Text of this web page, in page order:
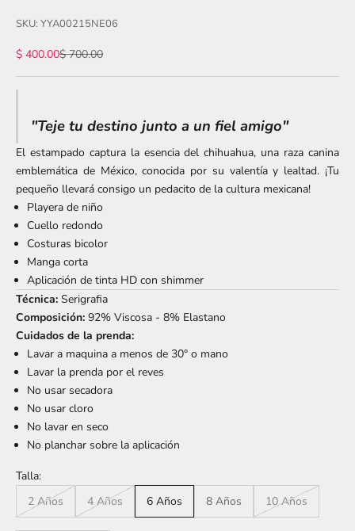
SKU: YYA00215NE06
Precio de oferta
$ 400.00Precio normal
$ 700.00
"Teje tu destino junto a un fiel amigo"
El estampado captura la esencia del chihuahua, una raza canina
emblemática de México, conocida por su valentía y lealtad. ¡Tu
pequeño llevará consigo un pedacito de la cultura mexicana!
Playera de niño
Cuello redondo
Costuras bicolor
Manga corta
Aplicación de tinta HD con shimmer
Técnica: Serigrafia
Composición: 92% Viscosa - 8% Elastano
Cuidados de la prenda:
Lavar a maquina a menos de 30° o mano
Lavar la prenda por el reves
No usar secadora
No usar cloro
No lavar en seco
No planchar sobre la aplicación
Talla:
2 Años
4 Años 6 Años 8 Años 10 Años